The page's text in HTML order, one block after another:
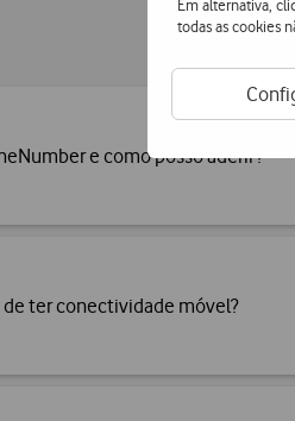
Em alternativa,
todas as cookies
e como posso aderir?
ter conectividade móvel?